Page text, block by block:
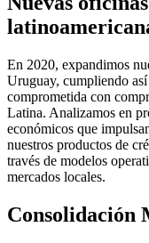
En 2020, expandimos
Uruguay, cumpliendo
comprometida con
Latina. Analizamos en
económicos que
nuestros productos de
través de modelos
mercados locales.
Consolidación